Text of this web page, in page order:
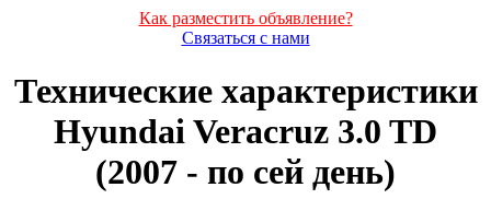
Как разместить объявление?
Связаться с нами
Технические характеристики
Hyundai Veracruz 3.0 TD
(2007 - по сей день)